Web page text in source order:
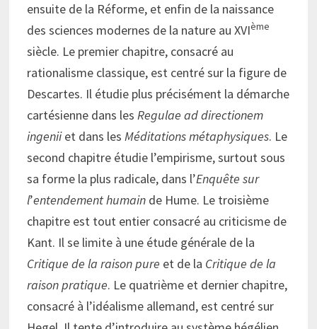
ensuite de la Réforme, et enfin de la naissance
des sciences modernes de la nature au XVIème
siècle. Le premier chapitre, consacré au
rationalisme classique, est centré sur la figure de
Descartes. Il étudie plus précisément la démarche
cartésienne dans les Regulae ad directionem
ingeniiet dans les Méditations métaphysiques. Le
second chapitre étudie l’empirisme, surtout sous
sa forme la plus radicale, dans l’Enquête sur
l’entendement humainde Hume. Le troisième
chapitre est tout entier consacré au criticisme de
Kant. Il se limite à une étude générale de la
Critique de la raison pure et de la Critique de la
raison pratique. Le quatrième et dernier chapitre,
consacré à l’idéalisme allemand, est centré sur